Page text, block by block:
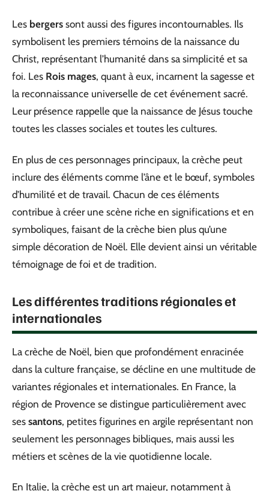
Les bergers sont aussi des figures incontournables. Ils
symbolisent les premiers témoins de la naissance du
Christ, représentant l’humanité dans sa simplicité et sa
foi. Les Rois mages, quant à eux, incarnent la sagesse et
la reconnaissance universelle de cet événement sacré.
Leur présence rappelle que la naissance de Jésus touche
toutes les classes sociales et toutes les cultures.
En plus de ces personnages principaux, la crèche peut
inclure des éléments comme l’âne et le bœuf, symboles
d’humilité et de travail. Chacun de ces éléments
contribue à créer une scène riche en significations et en
symboliques, faisant de la crèche bien plus qu’une
simple décoration de Noël. Elle devient ainsi un véritable
témoignage de foi et de tradition.
Les différentes traditions régionales et
internationales
La crèche de Noël, bien que profondément enracinée
dans la culture française, se décline en une multitude de
variantes régionales et internationales. En France, la
région de Provence se distingue particulièrement avec
ses santons, petites figurines en argile représentant non
seulement les personnages bibliques, mais aussi les
métiers et scènes de la vie quotidienne locale.
En Italie, la crèche est un art majeur, notamment à